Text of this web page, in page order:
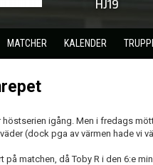
HJ19
MATCHER KALENDER
igång. Men i fredags
(dock pga av värmen hade vi
på matchen, då Toby R i den 6:e